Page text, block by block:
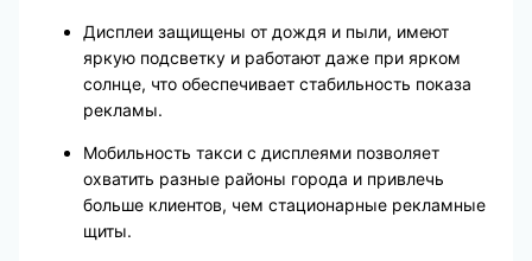
Дисплеи защищены от дождя и пыли, имеют
яркую подсветку и работают даже при ярком
солнце, что обеспечивает стабильность показа
рекламы.
Мобильность такси с дисплеями позволяет
охватить разные районы города и привлечь
больше клиентов, чем стационарные рекламные
щиты.